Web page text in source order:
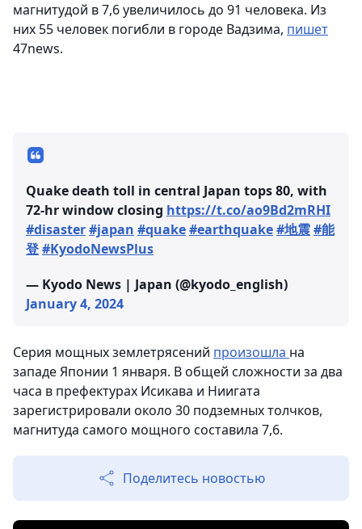
магнитудой в 7,6 увеличилось до 91 человека. Из
них 55 человек погибли в городе Вадзима, пишет
47news.
Quake death toll in central Japan tops 80, with
72-hr window closing https://t.co/ao9Bd2mRHI
#disaster#japan #quake#earthquake#地震#能
登#KyodoNewsPlus
— Kyodo News | Japan (@kyodo_english)
January 4, 2024
Серия мощных землетрясений произошла на
западе Японии 1 января. В общей сложности за два
часа в префектурах Исикава и Ниигата
зарегистрировали около 30 подземных толчков,
магнитуда самого мощного составила 7,6.
Поделитесь новостью